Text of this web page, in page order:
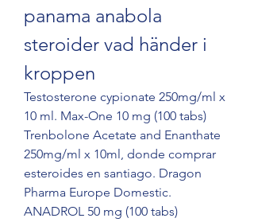
panama anabola
steroider vad händer i
kroppen
Testosterone cypionate 250mg/ml x
10 ml. Max-One 10 mg (100 tabs)
Trenbolone Acetate and Enanthate
250mg/ml x 10ml, donde comprar
esteroides en santiago. Dragon
Pharma Europe Domestic.
ANADROL 50 mg (100 tabs)